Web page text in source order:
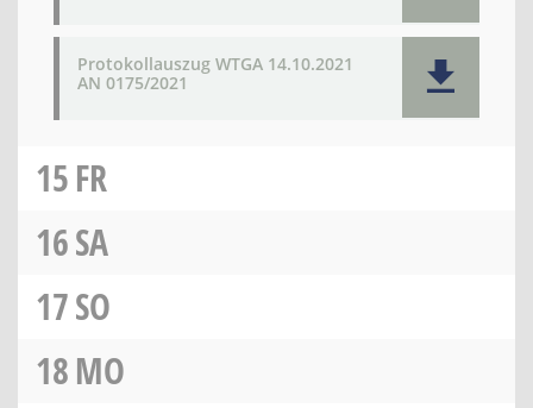
Protokollauszug WTGA 14.10.2021
AN 0175/2021
15FR
16SA
17SO
18MO